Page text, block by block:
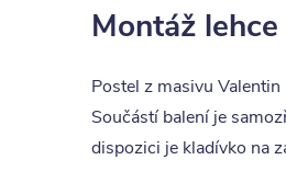
Montáž
Postel z masivu
Součástí balení je
dispozici je kladívko na